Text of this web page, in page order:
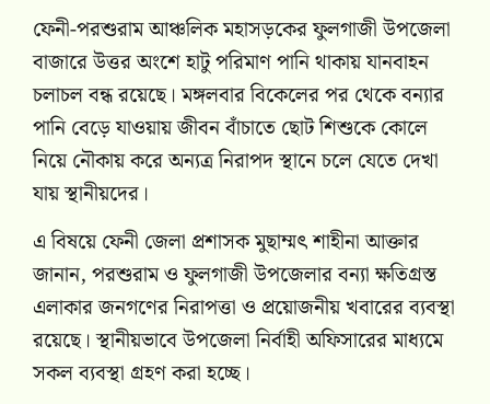
ফেনী-পরশুরাম আঞ্চলিক মহাসড়কের ফুলগাজী উপজেলা
বাজারে উত্তর অংশে হাটু পরিমাণ পানি থাকায় যানবাহন
চলাচল বন্ধ রয়েছে। মঙ্গলবার বিকেলের পর থেকে বন্যার
পানি বেড়ে যাওয়ায় জীবন বাঁচাতে ছোট শিশুকে কোলে
নিয়ে নৌকায় করে অন্যত্র নিরাপদ স্থানে চলে যেতে দেখা
যায় স্থানীয়দের।
এ বিষয়ে ফেনী জেলা প্রশাসক মুছাম্মৎ শাহীনা আক্তার
জানান, পরশুরাম ও ফুলগাজী উপজেলার বন্যা ক্ষতিগ্রস্ত
এলাকার জনগণের নিরাপত্তা ও প্রয়োজনীয় খবারের ব্যবস্থা
রয়েছে। স্থানীয়ভাবে উপজেলা নির্বাহী অফিসারের মাধ্যমে
সকল ব্যবস্থা গ্রহণ করা হচ্ছে।